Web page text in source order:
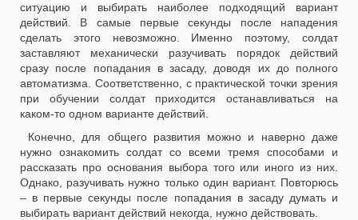
ситуацию и выбирать наиболее подходящий вариант
действий. В самые первые секунды после нападения
сделать этого невозможно. Именно поэтому, солдат
заставляют механически разучивать порядок действий
сразу после попадания в засаду, доводя их до полного
автоматизма. Соответственно, с практической точки зрения
при обучении солдат приходится останавливаться на
каком-то одном варианте действий.
Конечно, для общего развития можно и наверно даже
нужно ознакомить солдат со всеми тремя способами и
рассказать про основания выбора того или иного из них.
Однако, разучивать нужно только один вариант. Повторюсь
– в первые секунды после попадания в засаду думать и
выбирать вариант действий некогда, нужно действовать.